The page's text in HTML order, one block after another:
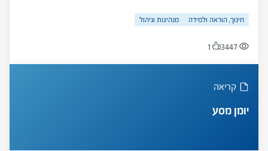
על המנהל להתמודד. הסיפור מיועד למנהלים ולמנחי
המקצועי.
חינוך, הוראה ולמידה מנהיגות וניהול
3447
1
קריאה
יומן מסע